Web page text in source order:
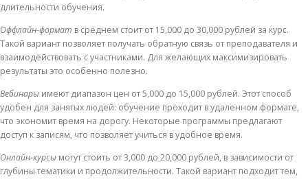
длительности обучения.
Оффлайн-формат в среднем стоит от 15,000 до 30,000 рублей за курс.
Такой вариант позволяет получать обратную связь от преподавателя и
взаимодействовать с участниками. Для желающих максимизировать
результаты это особенно полезно.
Вебинары имеют диапазон цен от 5,000 до 15,000 рублей. Этот способ
удобен для занятых людей: обучение проходит в удаленном формате,
что экономит время на дорогу. Некоторые программы предлагают
доступ к записям, что позволяет учиться в удобное время.
Онлайн-курсы могут стоить от 3,000 до 20,000 рублей, в зависимости от
глубины тематики и продолжительности. Такой вариант подходит тем,